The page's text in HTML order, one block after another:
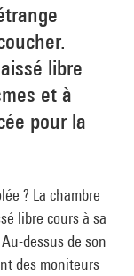
libre
et à
pour la
? La chambre
libre cours à sa
dessus de son
des moniteurs